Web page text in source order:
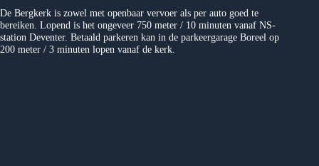
De Bergkerk is zowel met openbaar vervoer als per auto goed te
bereiken. Lopend is het ongeveer 750 meter / 10 minuten vanaf NS-
station Deventer. Betaald parkeren kan in de parkeergarage Boreel op
200 meter / 3 minuten lopen vanaf de kerk.